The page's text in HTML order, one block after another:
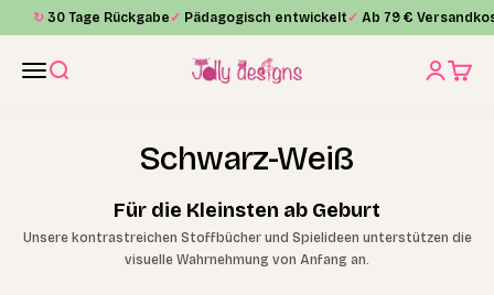
Zum Inhalt springen
↻ 30 Tage Rückgabe ✓ Pädagogisch entwickelt ✓ Ab 79 €
MenüSuche Jolly Designs
Schwarz-Weiß
Für die Kleinsten ab Geburt
Unsere kontrastreichen Stoffbücher und Spielideen unterstützen die
visuelle Wahrnehmung von Anfang an.